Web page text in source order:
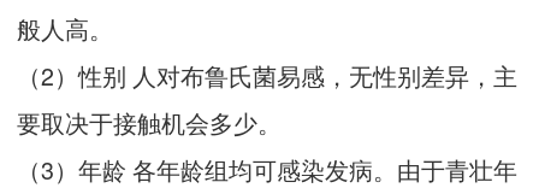
般人高。
（2）性别 人对布鲁氏菌易感，无性别差异，主
要取决于接触机会多少。
（3）年龄 各年龄组均可感染发病。由于青壮年